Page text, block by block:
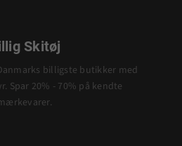
Skitøj
billigste butikker med
Spar 20% - 70% på kendte